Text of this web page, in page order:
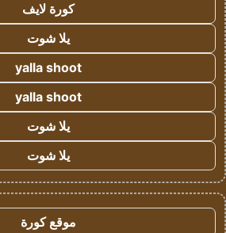
كورة لايف
يلا شوت
yalla shoot
yalla shoot
يلا شوت
يلا شوت
موقع كورة